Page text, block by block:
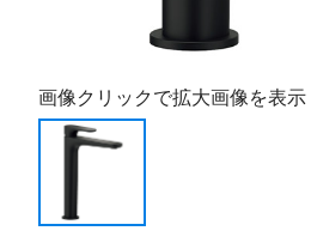
画像クリックで拡大画像を表示